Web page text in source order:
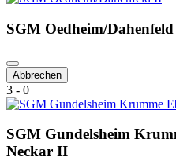
SGM Oedheim/
Abbrechen
3 - 0
SGM Gundelsheim
Neckar II